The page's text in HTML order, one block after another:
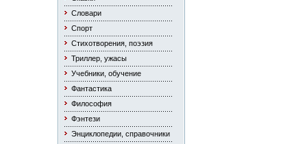
Словари
Спорт
Стихотворения, поэзия
Триллер, ужасы
Учебники, обучение
Фантастика
Философия
Фэнтези
Энциклопедии, справочники